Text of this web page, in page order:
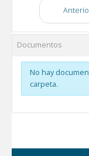
Documentos
No hay
carpeta.